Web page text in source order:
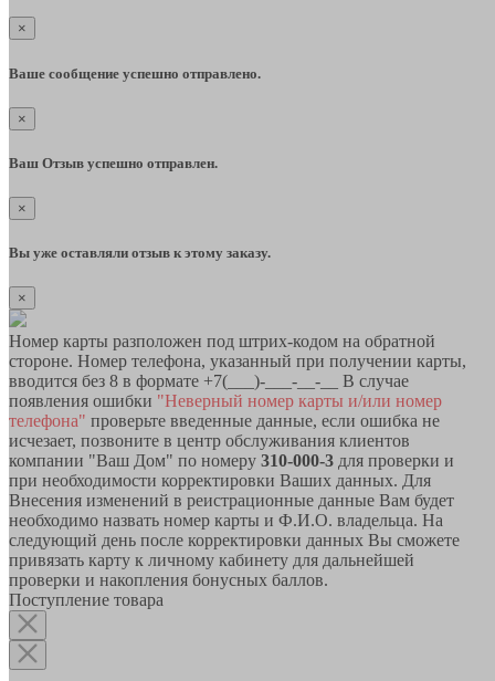
×
Ваше сообщение успешно отправлено.
×
Ваш Отзыв успешно отправлен.
×
Вы уже оставляли отзыв к этому заказу.
×
Номер карты разположен под штрих-кодом на обратной
стороне. Номер телефона, указанный при получении карты,
вводится без 8 в формате +7(___)-___-__-__ В случае
появления ошибки "Неверный номер карты и/или номер
телефона" проверьте введенные данные, если ошибка не
исчезает, позвоните в центр обслуживания клиентов
компании "Ваш Дом" по номеру 310-000-3 для проверки и
при необходимости корректировки Ваших данных. Для
Внесения изменений в реистрационные данные Вам будет
необходимо назвать номер карты и Ф.И.О. владельца. На
следующий день после корректировки данных Вы сможете
привязать карту к личному кабинету для дальнейшей
проверки и накопления бонусных баллов.
Поступление товара